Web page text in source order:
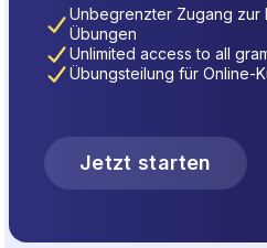
Unbegrenzter Zugang zur
Übungen
Unlimited access to all
Übungsteilung für Online-
Jetzt starten